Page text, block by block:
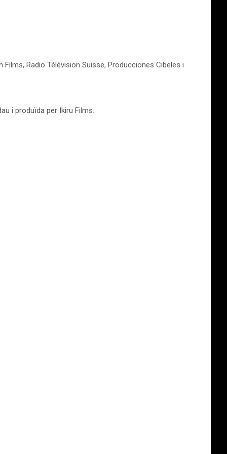
Radio Télévision Suisse, Producciones Cibeles i
i produïda per Ikiru Films.